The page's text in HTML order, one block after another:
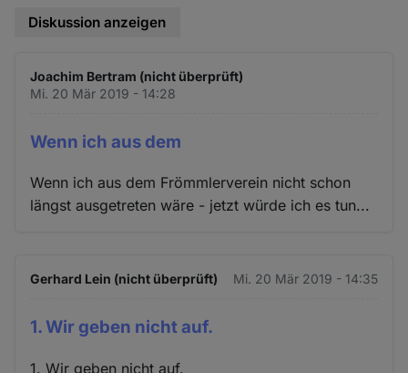
Diskussion anzeigen
Joachim Bertram (nicht überprüft)
Mi. 20 Mär 2019 - 14:28
Wenn ich aus dem
Wenn ich aus dem Frömmlerverein nicht schon
längst ausgetreten wäre - jetzt würde ich es tun...
Gerhard Lein (nicht überprüft) Mi. 20 Mär 2019 - 14:35
1. Wir geben nicht auf.
1. Wir geben nicht auf.